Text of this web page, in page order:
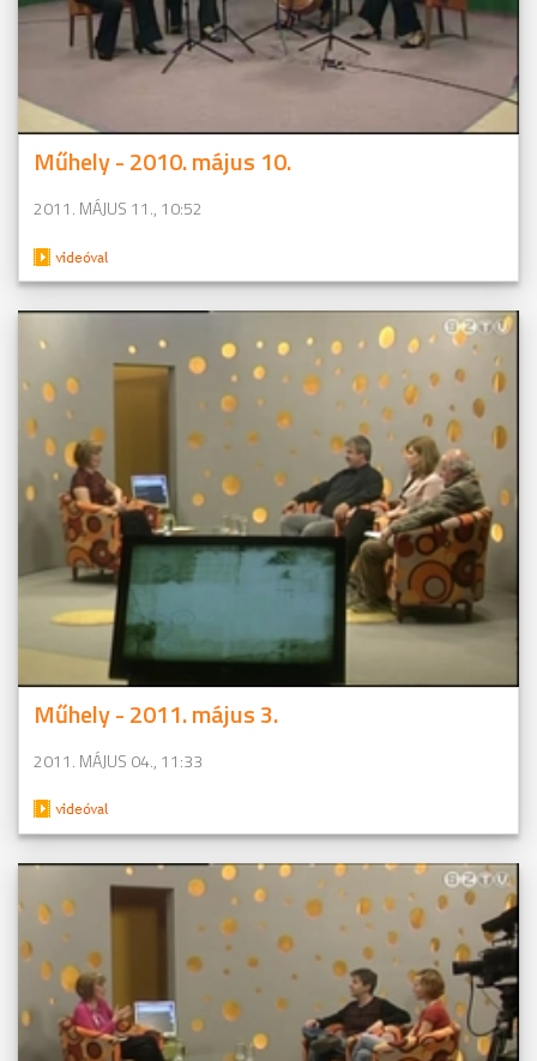
Műhely - 2010. május 10.
2011. MÁJUS 11., 10:52
Műhely - 2011. május 3.
2011. MÁJUS 04., 11:33